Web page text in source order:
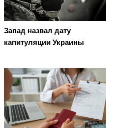
Запад назвал дату
капитуляции Украины